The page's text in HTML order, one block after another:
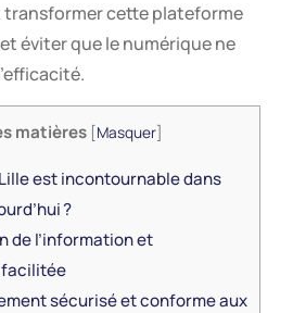
transformer cette plateforme
éviter que le numérique ne
matières [Masquer]
est incontournable dans
?
de l’information et
sécurisé et conforme aux